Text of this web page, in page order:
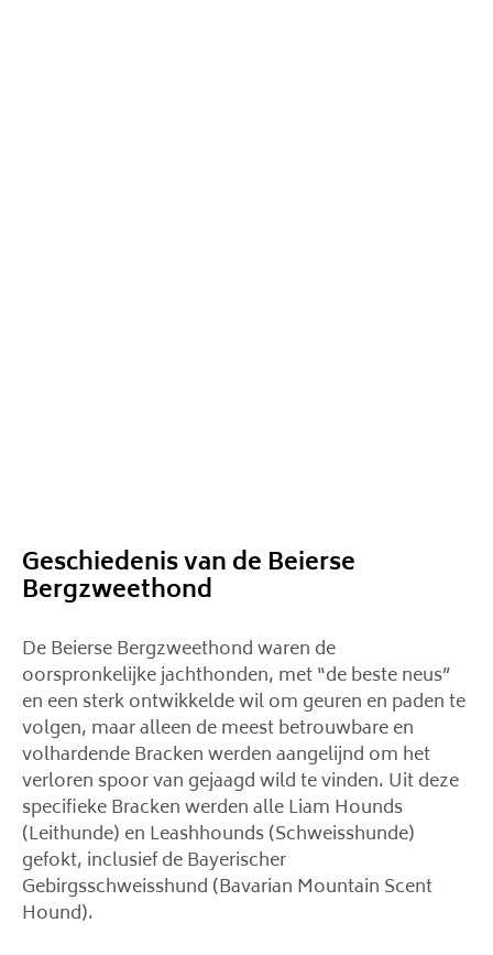
Geschiedenis van de Beierse
Bergzweethond
De Beierse Bergzweethond waren de
oorspronkelijke jachthonden, met “de beste neus”
en een sterk ontwikkelde wil om geuren en paden te
volgen, maar alleen de meest betrouwbare en
volhardende Bracken werden aangelijnd om het
verloren spoor van gejaagd wild te vinden. Uit deze
specifieke Bracken werden alle Liam Hounds
(Leithunde) en Leashhounds (Schweisshunde)
gefokt, inclusief de Bayerischer
Gebirgsschweisshund (Bavarian Mountain Scent
Hound).